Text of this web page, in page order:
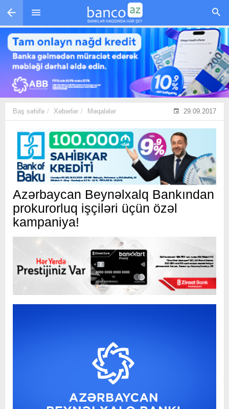
Skip to main content
Baş səhifə Xəbərlər Məqalələr 29.09.2017
Azərbaycan Beynəlxalq Bankından
prokurorluq işçiləri üçün özəl
kampaniya!